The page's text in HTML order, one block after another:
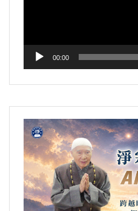
00:00